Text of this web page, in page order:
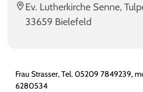
Ev. Lutherkirche Senne,
33659 Bielefeld
Frau Strasser, Tel. 05209 7849239,
6280534